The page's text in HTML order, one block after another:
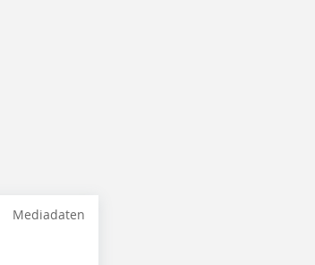
Mediadaten